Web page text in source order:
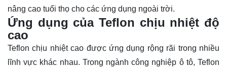
nâng cao tuổi thọ cho các ứng dụng ngoài trời.
Ứng dụng của Teflon chịu nhiệt độ
cao
Teflon chịu nhiệt cao được ứng dụng rộng rãi trong nhiều
lĩnh vực khác nhau. Trong ngành công nghiệp ô tô, Teflon